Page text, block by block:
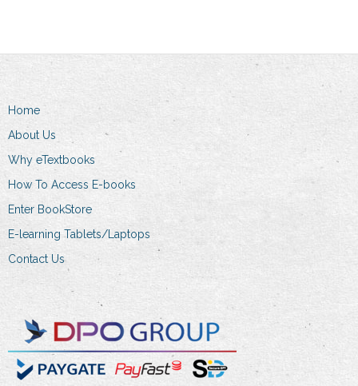
Home
About Us
Why eTextbooks
How To Access E-books
Enter BookStore
E-learning Tablets/Laptops
Contact Us